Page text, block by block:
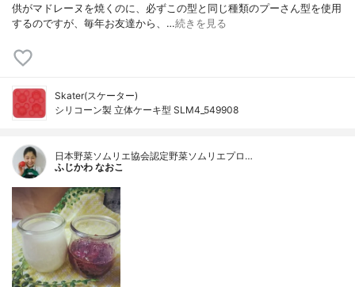
供がマドレーヌを焼くのに、必ずこの型と同じ種類のプーさん型を使用
するのですが、毎年お友達から、…続きを見る
Skater(スケーター)
シリコーン製 立体ケーキ型 SLM4_549908
日本野菜ソムリエ協会認定野菜ソムリエプロ…
ふじかわ なおこ